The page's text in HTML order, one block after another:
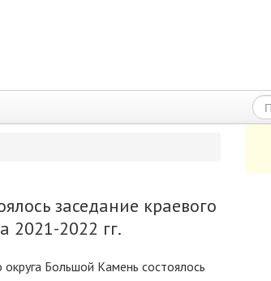
заседание краевого
2021-2022 гг.
Большой Камень состоялось